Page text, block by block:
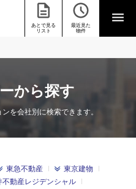
あとで見る
リスト
最近見た
物件
から探す
を会社別に検索できます。
東急不動産
東京建物
不動産レジデンシャル